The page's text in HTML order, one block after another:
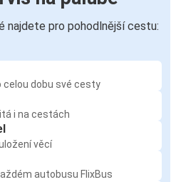
najdete pro pohodlnější cestu:
celou dobu své cesty
i na cestách
věcí
autobusu FlixBus